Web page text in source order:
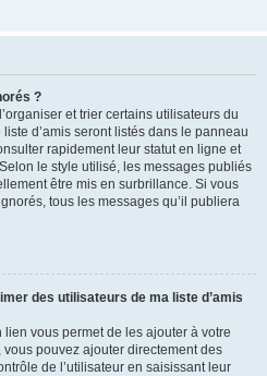
?
et trier certains utilisateurs du
d’amis seront listés dans le panneau
rapidement leur statut en ligne et
le style utilisé, les messages publiés
être mis en surbrillance. Si vous
tous les messages qu’il publiera
des utilisateurs de ma liste d’amis
lien vous permet de les ajouter à votre
vous pouvez ajouter directement des
de l’utilisateur en saisissant leur